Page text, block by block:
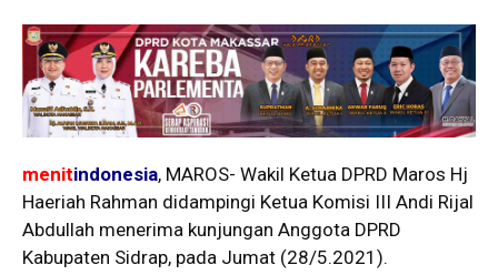
menitindonesia, MAROS- Wakil Ketua DPRD Maros Hj
Haeriah Rahman didampingi Ketua Komisi III Andi Rijal
Abdullah menerima kunjungan Anggota DPRD
Kabupaten Sidrap, pada Jumat (28/5.2021).